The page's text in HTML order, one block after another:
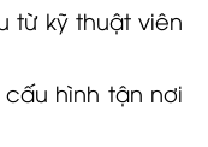
từ kỹ thuật viên
hình tận nơi